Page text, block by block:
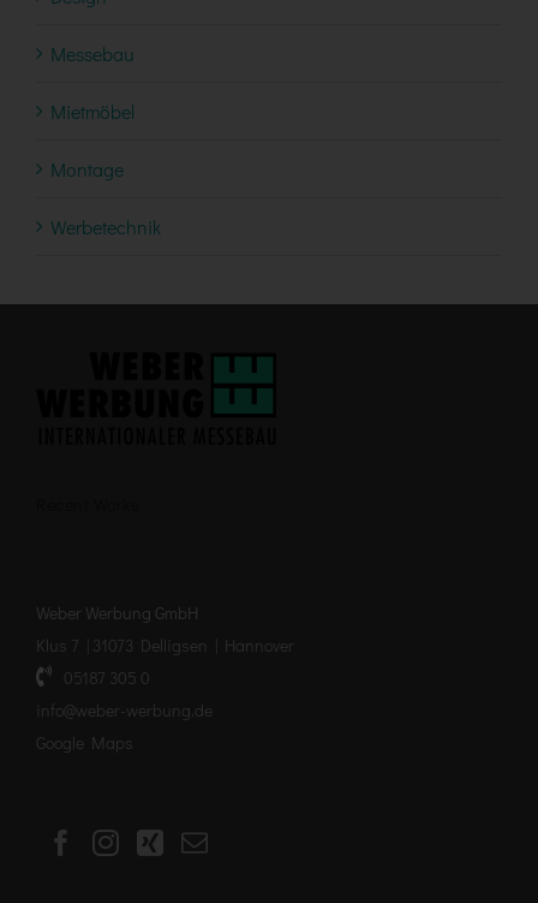
Messebau
Mietmöbel
Montage
Werbetechnik
Weber Werbung GmbH
Klus 7 | 31073 Delligsen | Hannover
05187 305 0
info@weber-werbung.de
Google Maps